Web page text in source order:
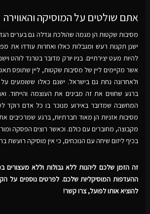
אתם שולטים על המוסיקה והאווירה
מסיבות שקטות הן מגמה שהולכת וגדלה גם בערים
ישנן תקנות רעש ומגבלות כאלו ואחרות עודדו את
להיות מעט יצירתיים. בניו יורק מדובר בטרנד לוהט
אשר מקיימים ליין של מסיבות שקטות, ליין שתופס
ולאחרונה נחת גם בישראל. ישנם כאלו ששומעים
ברגע שחווים את זה מבינים את העוצמה והייחוד.
המחשבה שמדובר באירוע מנוכר בו כל אדם רוקד
מסיבות אזניות הן מאוד חברתיות, ברגע שמרכיבים
מקבוצה, מחוברים עם כולם. וכאשר רוצים הפסקה
בכיף ליזום שיחה עם הנוכחים, כי אין מוסיקה רועשת
זה הזמן שלכם ליהנות ללא גבולות וללא
ההעדפות המוסיקליות שלכם. לפרטים נוספים על
להוציא אותו לפועל, צרו קשר!